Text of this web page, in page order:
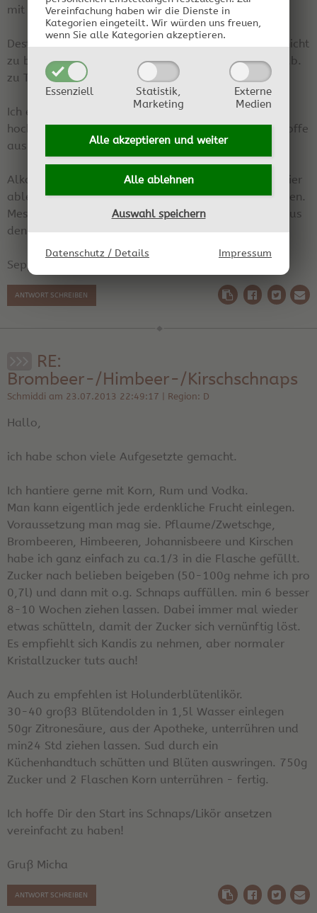
Vereinfachung haben wir die Dienste in
Kategorien eingeteilt. Wir würden uns freuen,
wenn Sie alle Kategorien akzeptieren.
Essenziell
Statistik,
Marketing
Externe
Medien
Alle akzeptieren und weiter
Alle ablehnen
Auswahl speichern
Datenschutz / Details Impressum
mit Aktivkohle länger gelagert wurde).
Destilliertes Wasser um das Endergebnis möglichst nicht
zu beeinflussen, wenn Mineralien drin sind kann es z.b.
zu Trübungen kommen.
Ich empfehle Dir für den Ansatz ein Glas weil
hochprozentiger Alkohol eventuell unerwünschte Stoffe
aus dem Plastik lösen könnte.
Alkoholwert kannst Du entweder mit dem Rechner hier
ableiten oder wirklich mit einem Messgerät bestimmen.
Messgerät ist besser weil der Alkohol auch Wasser aus
den Früchten ziehen wird.
Sepp
ANTWORT SCHREIBEN
RE:
Brombeer-/Himbeer-/Kirschschnaps
Schmiddi am 23.07.2013 22:49:17 | Region: D
Hallo,
ich habe schon viele Aufgesetzte gemacht.
Ich hantiere gerne mit Korn, Rum und Vodka.
Man kann eigentlich jede erdenkliche Frucht einlegen.
Voraussetzung man mag sie. Pflaume/Zwetschge,
Brombeeren, Himbeeren, Johannisbeere und Kirschen
habe ich ganz einfach zu ca.1/3 in die Flasche gefüllt.
Zucker nach belieben beigeben (50-100g nehme ich pro
0,7l) und dann mit o.g. Schnaps auffüllen. min 6 besser
8-10 Wochen ziehen lassen. Dabei immer mal wieder
etwas schütteln, damit der Zucker sich vernünftig löst.
Es empfiehlt sich Kandis zu nehmen, aber normaler
Kristallzucker tuts auch!
Auch zu empfehlen ist Holunderblütenlikör.
30-40 groß3 Blütendolden in 1,5l Wasser einlegen
50gr Zitronesäure, aus der Apotheke, unterrühren und
min24 Std ziehen lassen. Sud durch ein
Küchenhandtuch schütten und Blüten auswringen. 750g
Zucker und 2 Flaschen Korn unterrühren - fertig.
Ich hoffe Dir den Start ins Schnaps/Likör ansetzen
vereinfacht zu haben!
Gruß Micha
ANTWORT SCHREIBEN